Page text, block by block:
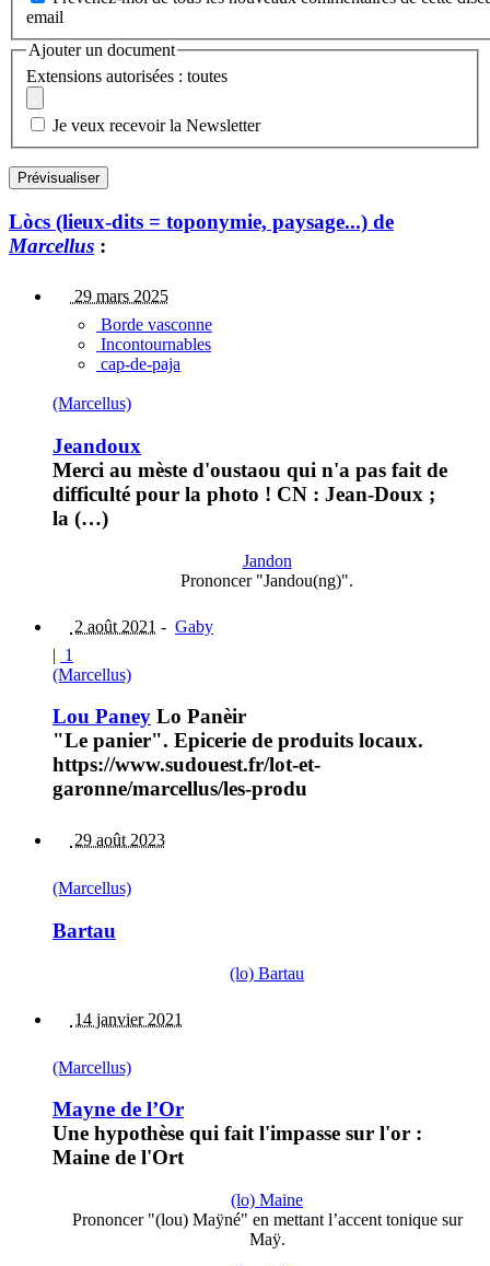
email
Ajouter un document
Extensions autorisées : toutes
Je veux recevoir la Newsletter
Lòcs (lieux-dits = toponymie, paysage...) de
Marcellus :
29 mars 2025
Borde vasconne
Incontournables
cap-de-paja
(Marcellus)
Jeandoux
Merci au mèste d'oustaou qui n'a pas fait de
difficulté pour la photo ! CN : Jean-Doux ;
la (…)
Jandon
Prononcer "Jandou(ng)".
2 août 2021 - Gaby
| 1
(Marcellus)
Lou Paney Lo Panèir
"Le panier". Epicerie de produits locaux.
https://www.sudouest.fr/lot-et-
garonne/marcellus/les-produ
29 août 2023
(Marcellus)
Bartau
(lo) Bartau
14 janvier 2021
(Marcellus)
Mayne de l’Or
Une hypothèse qui fait l'impasse sur l'or :
Maine de l'Ort
(lo) Maine
Prononcer "(lou) Maÿné" en mettant l’accent tonique sur
Maÿ.